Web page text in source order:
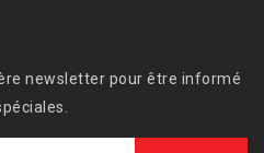
newsletter pour être informé